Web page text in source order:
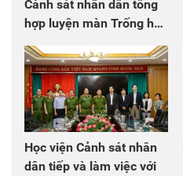
Cảnh sát nhân dân tổng
hợp luyện màn Trống hội
Học viện Cảnh sát nhân
dân tiếp và làm việc với